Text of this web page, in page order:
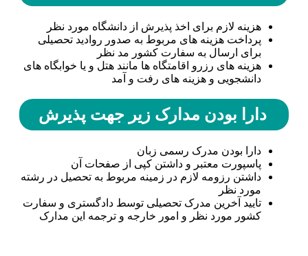
هزینه لازم برای اخذ پذیرش از دانشگاه مورد نظر
پرداخت هزینه های مربوط به صدور روادید تحصیلی
برای ارسال به سفارت کشور مد نظر
هزینه های رزرو اقامتگاه ها مانند هتل و یا خوابگاه های
دانشجویی و هزینه های رفت و آمد
دارا بودن مدارک زیر جهت پذیرش
دارا بودن مدرک رسمی زبان
پاسپورت معتبر و داشتن کپی از صفحات آن
داشتن رزومه لازم در زمینه مربوط به تحصیل در رشته
مورد نظر
تایید آخرین مدرک تحصیلی توسط دادگستری و سفارت
کشور مورد نظر و امور خارجه و ترجمه این مدارک